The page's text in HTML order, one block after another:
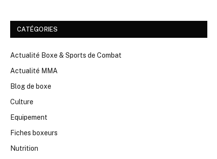
CATÉGORIES
Actualité Boxe & Sports de Combat
Actualité MMA
Blog de boxe
Culture
Equipement
Fiches boxeurs
Nutrition